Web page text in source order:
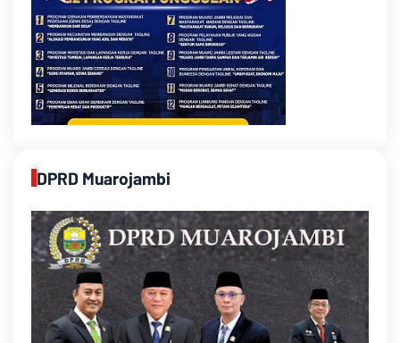
DPRD Muarojambi